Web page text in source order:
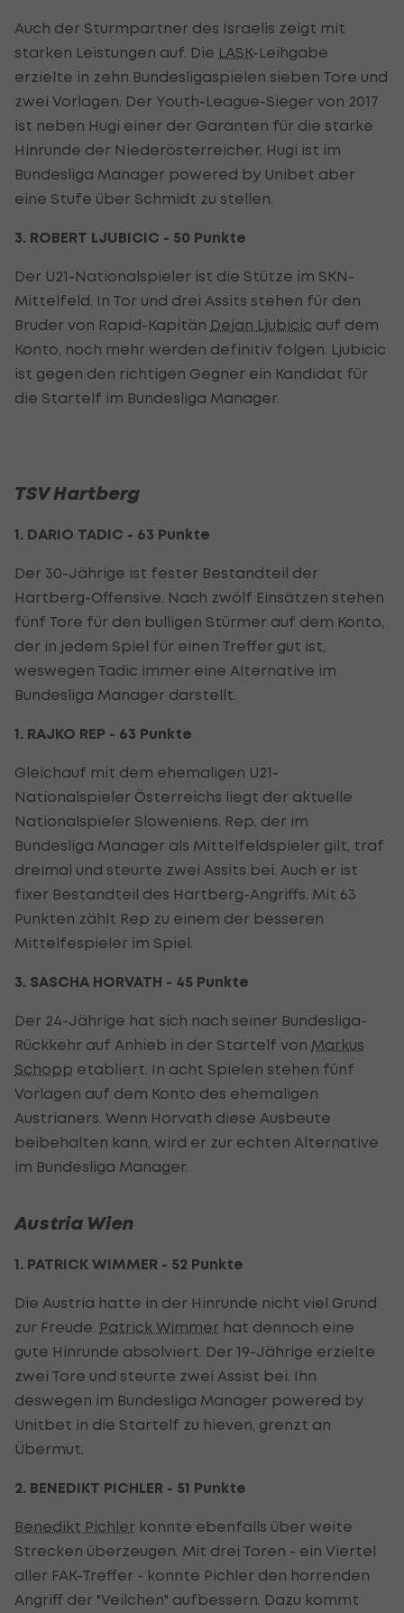
Auch der Sturmpartner des Israelis zeigt mit
starken Leistungen auf. Die LASK-Leihgabe
erzielte in zehn Bundesligaspielen sieben Tore und
zwei Vorlagen. Der Youth-League-Sieger von 2017
ist neben Hugi einer der Garanten für die starke
Hinrunde der Niederösterreicher, Hugi ist im
Bundesliga Manager powered by Unibet aber
eine Stufe über Schmidt zu stellen.
3. ROBERT LJUBICIC - 50 Punkte
Der U21-Nationalspieler ist die Stütze im SKN-
Mittelfeld. In Tor und drei Assits stehen für den
Bruder von Rapid-Kapitän Dejan Ljubicic auf dem
Konto, noch mehr werden definitiv folgen. Ljubicic
ist gegen den richtigen Gegner ein Kandidat für
die Startelf im Bundesliga Manager.
TSV Hartberg
1. DARIO TADIC - 63 Punkte
Der 30-Jährige ist fester Bestandteil der
Hartberg-Offensive. Nach zwölf Einsätzen stehen
fünf Tore für den bulligen Stürmer auf dem Konto,
der in jedem Spiel für einen Treffer gut ist,
weswegen Tadic immer eine Alternative im
Bundesliga Manager darstellt.
1. RAJKO REP - 63 Punkte
Gleichauf mit dem ehemaligen U21-
Nationalspieler Österreichs liegt der aktuelle
Nationalspieler Sloweniens. Rep, der im
Bundesliga Manager als Mittelfeldspieler gilt, traf
dreimal und steurte zwei Assits bei. Auch er ist
fixer Bestandteil des Hartberg-Angriffs. Mit 63
Punkten zählt Rep zu einem der besseren
Mittelfespieler im Spiel.
3. SASCHA HORVATH - 45 Punkte
Der 24-Jährige hat sich nach seiner Bundesliga-
Rückkehr auf Anhieb in der Startelf von Markus
Schopp etabliert. In acht Spielen stehen fünf
Vorlagen auf dem Konto des ehemaligen
Austrianers. Wenn Horvath diese Ausbeute
beibehalten kann, wird er zur echten Alternative
im Bundesliga Manager.
Austria Wien
1. PATRICK WIMMER - 52 Punkte
Die Austria hatte in der Hinrunde nicht viel Grund
zur Freude. Patrick Wimmer hat dennoch eine
gute Hinrunde absolviert. Der 19-Jährige erzielte
zwei Tore und steurte zwei Assist bei. Ihn
deswegen im Bundesliga Manager powered by
Unitbet in die Startelf zu hieven, grenzt an
Übermut.
2. BENEDIKT PICHLER - 51 Punkte
Benedikt Pichler konnte ebenfalls über weite
Strecken überzeugen. Mit drei Toren - ein Viertel
aller FAK-Treffer - konnte Pichler den horrenden
Angriff der "Veilchen" aufbessern. Dazu kommt